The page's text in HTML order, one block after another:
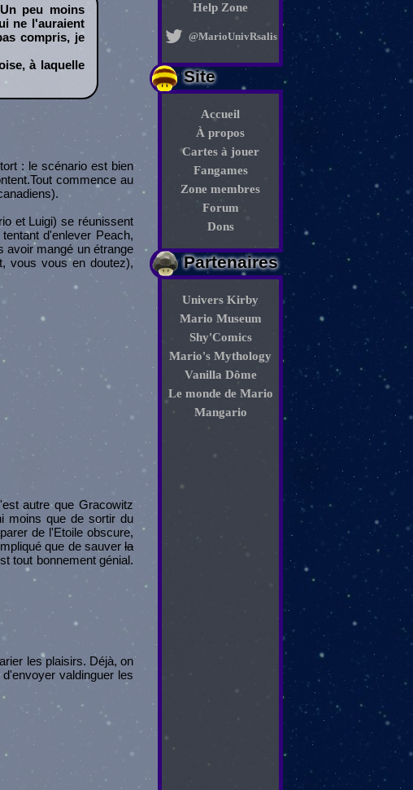
Help Zone
@MarioUnivRsalis
Site
Accueil
À propos
Cartes à jouer
Fangames
Zone membres
Forum
Dons
Partenaires
Univers Kirby
Mario Museum
Shy'Comics
Mario's Mythology
Vanilla Dôme
Le monde de Mario
Mangario
peu moins
ne l'auraient
compris, je
à laquelle
: le scénario est bien
commence au
et Luigi) se réunissent
d'enlever Peach,
avoir mangé un étrange
vous vous en doutez),
autre que Gracowitz
moins que de sortir du
de l'Etoile obscure,
que de sauver la
tout bonnement génial.
les plaisirs. Déjà, on
valdinguer les